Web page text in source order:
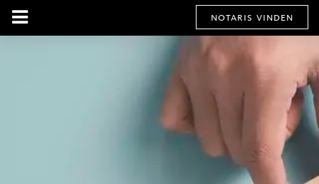
notaris vinden